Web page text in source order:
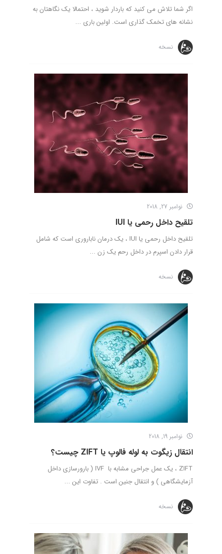
اگر شما تلاش می کنید که باردار شوید ، احتمالا یک نگاهتان به
نشانه های تخمک گذاری است. اولین باری ...
نسخه
نوامبر 27, 2018
تلقیح داخل رحمی یا IUI
تلقیح داخل رحمی یا IUI ، یک درمان ناباروری است که شامل
قرار دادن اسپرم در داخل رحم یک زن ...
نسخه
نوامبر 19, 2018
انتقال زیگوت به لوله فالوپ یا ZIFT چیست؟
ZIFT ، یک عمل جراحی مشابه با IVF ( بارورسازی داخل
آزمایشگاهی ) و انتقال جنین است . تفاوت این ...
نسخه